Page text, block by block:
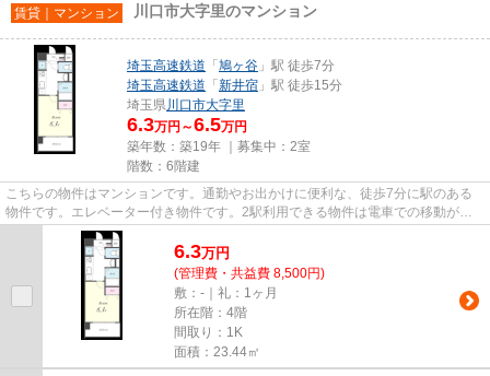
賃貸｜マンション 川口市大字里のマンション
埼玉高速鉄道 「 鳩ヶ谷 」駅 徒歩7分
埼玉高速鉄道 「 新井宿 」駅 徒歩15分
埼玉県川口市大字里
6.3万円～6.5万円
築年数：築19年 ｜募集中： 2室
階数：6階建
こちらの物件はマンションです。通勤やお出かけに便利な、徒歩7分に駅のある
物件です。エレベーター付き物件です。2駅利用できる物件は電車での移動が便
利です。VERUSなら、川口市エリ...
6.3万円
(管理費・共益費 8,500円)
敷：-｜礼：1ヶ月
所在階：4階
間取り：1K
面積：23.44㎡